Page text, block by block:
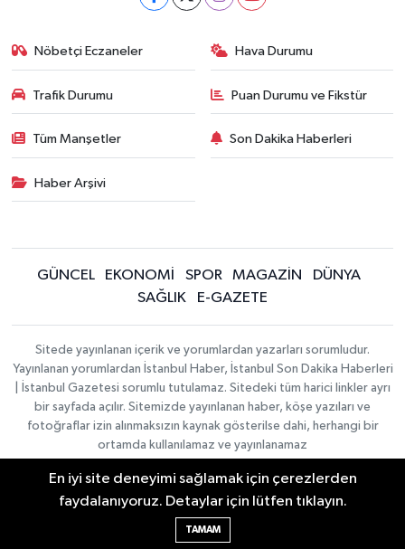
Nöbetçi Eczaneler Hava Durumu
Trafik Durumu Puan Durumu ve Fikstür
Tüm Manşetler Son Dakika Haberleri
Haber Arşivi
GÜNCEL EKONOMİ SPOR MAGAZİN
DÜNYA
SAĞLIK
E-GAZETE
Sitede yayınlanan içerik ve yorumlardan yazarları sorumludur.
Yayınlanan yorumlardan İstanbul Haber, İstanbul Son Dakika Haberleri
| İstanbul Gazetesi sorumlu tutulamaz. Sitedeki tüm harici linkler ayrı
bir sayfada açılır. Sitemizde yayınlanan haber, köşe yazıları ve
fotoğraflar izin alınmaksızın kaynak gösterilse dahi, herhangi bir
ortamda kullanılamaz ve yayınlanamaz
İletişim
Künye
KURUMSAL
Haber Yazılımı:TE Bilişim |
Copyright © 2026
En iyi site deneyimi sağlamak için çerezlerden
faydalanıyoruz. Detaylar için lütfen tıklayın.
TAMAM